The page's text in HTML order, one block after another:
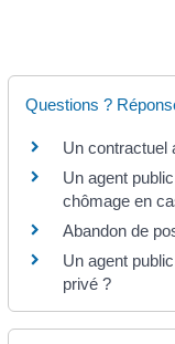
Questions ?
Un contractuel
Un agent
chômage en
Abandon de
Un agent
privé ?